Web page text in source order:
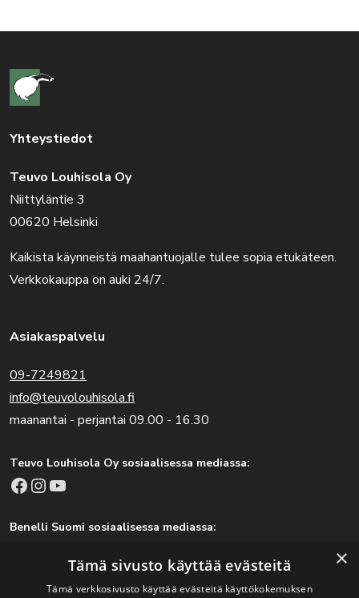
Yhteystiedot
Teuvo Louhisola Oy
Niittyläntie 3
00620 Helsinki
Kaikista käynneistä maahantuojalle tulee sopia etukäteen.
Verkkokauppa on auki 24/7.
Asiakaspalvelu
09-7249821
info@teuvolouhisola.fi
maanantai - perjantai 09.00 - 16.30
Teuvo Louhisola Oy sosiaalisessa mediassa:
Facebook Instagram YouTube
Benelli Suomi sosiaalisessa mediassa:
×
Tämä sivusto käyttää evästeitä
Tämä verkkosivusto käyttää evästeitä käyttökokemuksen